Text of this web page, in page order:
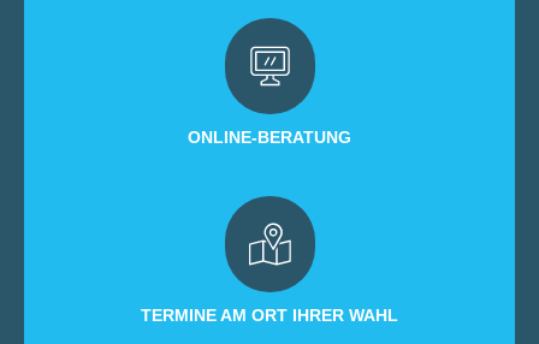
ONLINE-BERATUNG
TERMINE AM ORT IHRER WAHL